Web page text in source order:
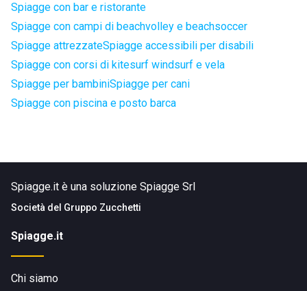
Spiagge con bar e ristorante
Spiagge con campi di beachvolley e beachsoccer
Spiagge attrezzateSpiagge accessibili per disabili
Spiagge con corsi di kitesurf windsurf e vela
Spiagge per bambiniSpiagge per cani
Spiagge con piscina e posto barca
Spiagge.it è una soluzione Spiagge Srl
Società del Gruppo Zucchetti
Spiagge.it
Chi siamo